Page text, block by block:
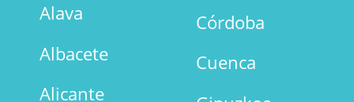
Alava
Albacete
Alicante
Córdoba
Cuenca